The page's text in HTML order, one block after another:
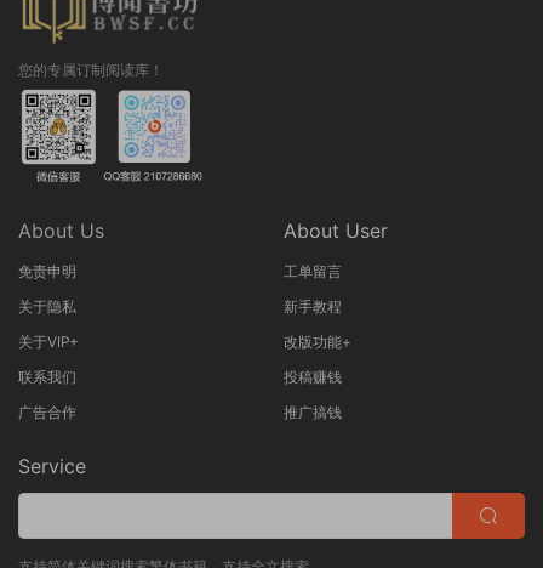
您的专属订制阅读库！
About Us
免责申明
关于隐私
关于VIP+
联系我们
广告合作
About User
工单留言
新手教程
改版功能+
投稿赚钱
推广搞钱
Service